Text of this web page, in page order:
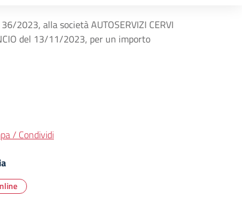
2023, alla società AUTOSERVIZI CERVI
del 13/11/2023, per un importo
/ Condividi